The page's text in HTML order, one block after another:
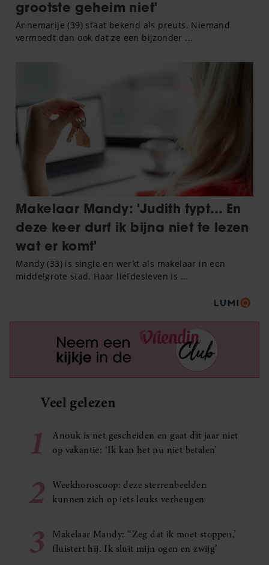
Veel gelezen
1
Anouk is net gescheiden en gaat dit jaar niet
op vakantie: ‘Ik kan het nu niet betalen’
2
Weekhoroscoop: deze sterrenbeelden
kunnen zich op iets leuks verheugen
3
Makelaar Mandy: ‘‘Zeg dat ik moet stoppen,’
fluistert hij. Ik sluit mijn ogen en zwijg’